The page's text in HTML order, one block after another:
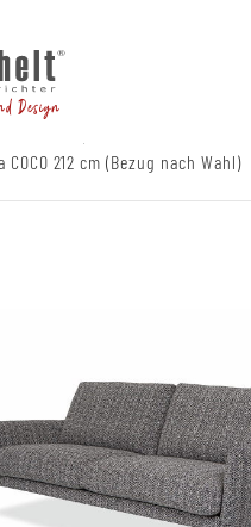
Design
COCO 212 cm (Bezug nach Wahl)